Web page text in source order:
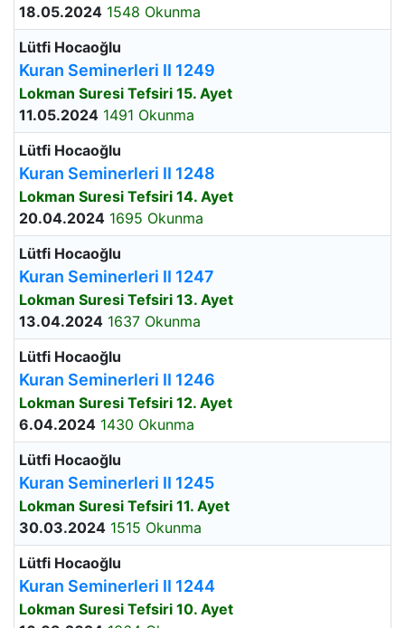
18.05.2024 1548 Okunma
Lütfi Hocaoğlu
Kuran Seminerleri II 1249
Lokman Suresi Tefsiri 15. Ayet
11.05.2024 1491 Okunma
Lütfi Hocaoğlu
Kuran Seminerleri II 1248
Lokman Suresi Tefsiri 14. Ayet
20.04.2024 1695 Okunma
Lütfi Hocaoğlu
Kuran Seminerleri II 1247
Lokman Suresi Tefsiri 13. Ayet
13.04.2024 1637 Okunma
Lütfi Hocaoğlu
Kuran Seminerleri II 1246
Lokman Suresi Tefsiri 12. Ayet
6.04.2024 1430 Okunma
Lütfi Hocaoğlu
Kuran Seminerleri II 1245
Lokman Suresi Tefsiri 11. Ayet
30.03.2024 1515 Okunma
Lütfi Hocaoğlu
Kuran Seminerleri II 1244
Lokman Suresi Tefsiri 10. Ayet